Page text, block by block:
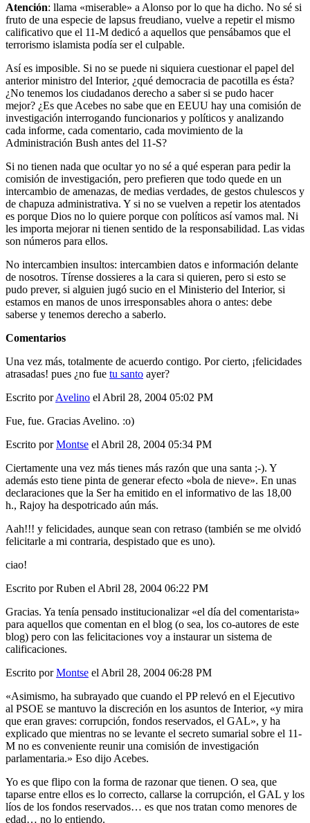
Atención: llama «miserable» a Alonso por lo que ha dicho. No sé si
fruto de una especie de lapsus freudiano, vuelve a repetir el mismo
calificativo que el 11-M dedicó a aquellos que pensábamos que el
terrorismo islamista podía ser el culpable.
Así es imposible. Si no se puede ni siquiera cuestionar el papel del
anterior ministro del Interior, ¿qué democracia de pacotilla es ésta?
¿No tenemos los ciudadanos derecho a saber si se pudo hacer
mejor? ¿Es que Acebes no sabe que en EEUU hay una comisión de
investigación interrogando funcionarios y políticos y analizando
cada informe, cada comentario, cada movimiento de la
Administración Bush antes del 11-S?
Si no tienen nada que ocultar yo no sé a qué esperan para pedir la
comisión de investigación, pero prefieren que todo quede en un
intercambio de amenazas, de medias verdades, de gestos chulescos y
de chapuza administrativa. Y si no se vuelven a repetir los atentados
es porque Dios no lo quiere porque con políticos así vamos mal. Ni
les importa mejorar ni tienen sentido de la responsabilidad. Las vidas
son números para ellos.
No intercambien insultos: intercambien datos e información delante
de nosotros. Tírense dossieres a la cara si quieren, pero si esto se
pudo prever, si alguien jugó sucio en el Ministerio del Interior, si
estamos en manos de unos irresponsables ahora o antes: debe
saberse y tenemos derecho a saberlo.
Comentarios
Una vez más, totalmente de acuerdo contigo. Por cierto, ¡felicidades
atrasadas! pues ¿no fue tu santo ayer?
Escrito porAvelino el Abril 28, 2004 05:02 PM
Fue, fue. Gracias Avelino. :o)
Escrito porMontse el Abril 28, 2004 05:34 PM
Ciertamente una vez más tienes más razón que una santa ;-). Y
además esto tiene pinta de generar efecto «bola de nieve». En unas
declaraciones que la Ser ha emitido en el informativo de las 18,00
h., Rajoy ha despotricado aún más.
Aah!!! y felicidades, aunque sean con retraso (también se me olvidó
felicitarle a mi contraria, despistado que es uno).
ciao!
Escrito por Ruben el Abril 28, 2004 06:22 PM
Gracias. Ya tenía pensado institucionalizar «el día del comentarista»
para aquellos que comentan en el blog (o sea, los co-autores de este
blog) pero con las felicitaciones voy a instaurar un sistema de
calificaciones.
Escrito porMontse el Abril 28, 2004 06:28 PM
«Asimismo, ha subrayado que cuando el PP relevó en el Ejecutivo
al PSOE se mantuvo la discreción en los asuntos de Interior, «y mira
que eran graves: corrupción, fondos reservados, el GAL», y ha
explicado que mientras no se levante el secreto sumarial sobre el 11-
M no es conveniente reunir una comisión de investigación
parlamentaria.» Eso dijo Acebes.
Yo es que flipo con la forma de razonar que tienen. O sea, que
taparse entre ellos es lo correcto, callarse la corrupción, el GAL y los
líos de los fondos reservados… es que nos tratan como menores de
edad… no lo entiendo.